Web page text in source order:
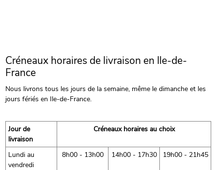
Créneaux horaires de livraison en Ile-de-
France
Nous livrons tous les jours de la semaine, même le dimanche et les
jours fériés en Ile-de-France.
Jour de
livraison
Créneaux horaires au choix
Lundi au
vendredi
8h00 - 13h00 14h00 - 17h30 19h00 - 21h45